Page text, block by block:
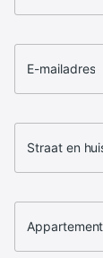
E-mailadres
Straat en